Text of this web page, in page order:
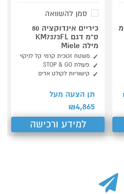
62 ס"מ
סמן להשוואה
כיריים אינדוקציה 80
ס"מ דגם KM7373FL
מילה Miele
משטח זכוכית קרמי קל לניקוי
פעולת STOP & GO
קישוריות לקולט אדים
תן הצעה מעל
₪4,865
למידע ורכישה